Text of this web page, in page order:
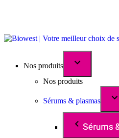
Nos produits
Nos produits
Sérums & plasmas
Sérums